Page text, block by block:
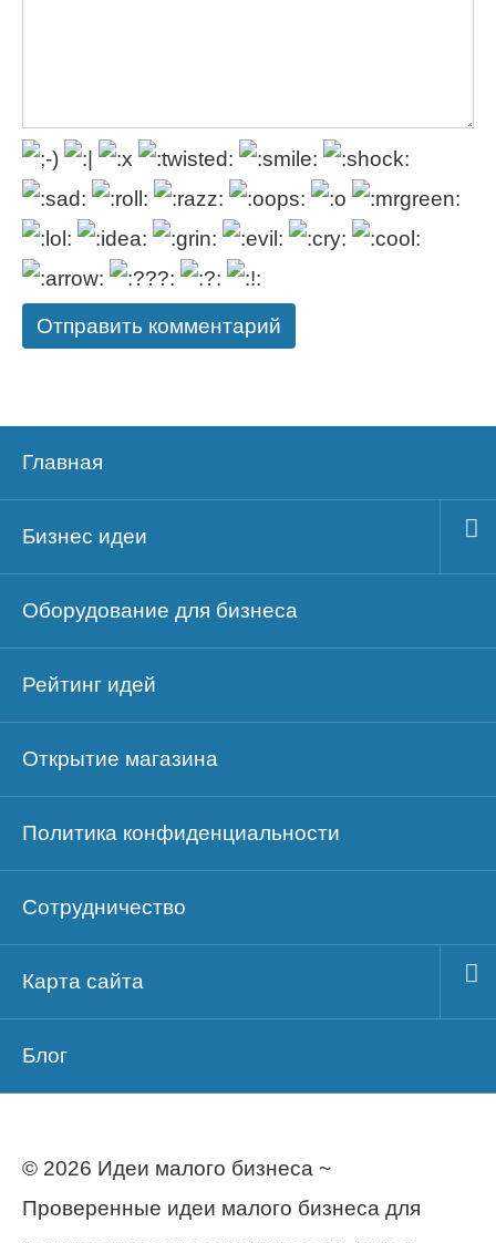
Главная
Бизнес идеи
Оборудование для бизнеса
Рейтинг идей
Открытие магазина
Политика конфиденциальности
Сотрудничество
Карта сайта
Блог
© 2026 Идеи малого бизнеса ~
Проверенные идеи малого бизнеса для